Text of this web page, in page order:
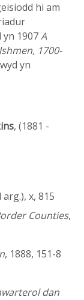
hi am
yn 1907A
1700-
yn
, (1881 -
x, 815
Counties,
, 1888, 151-8
dan